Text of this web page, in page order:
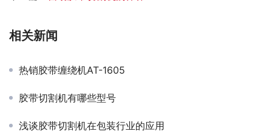
相关新闻
热销胶带缠绕机AT-1605
胶带切割机有哪些型号
浅谈胶带切割机在包装行业的应用